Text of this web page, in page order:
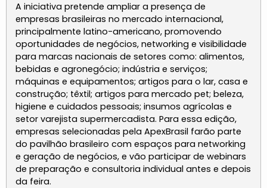
A iniciativa pretende ampliar a presença de
empresas brasileiras no mercado internacional,
principalmente latino-americano, promovendo
oportunidades de negócios, networking e visibilidade
para marcas nacionais de setores como: alimentos,
bebidas e agronegócio; indústria e serviços;
máquinas e equipamentos; artigos para o lar, casa e
construção; têxtil; artigos para mercado pet; beleza,
higiene e cuidados pessoais; insumos agrícolas e
setor varejista supermercadista. Para essa edição,
empresas selecionadas pela ApexBrasil farão parte
do pavilhão brasileiro com espaços para networking
e geração de negócios, e vão participar de webinars
de preparação e consultoria individual antes e depois
da feira.